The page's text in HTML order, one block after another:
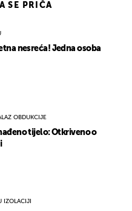
SE PRIČA
nesreća! Jedna osoba
OBDUKCIJE
tijelo: Otkriveno o
IZOLACIJI